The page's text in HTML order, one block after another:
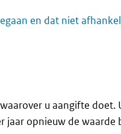
en dat niet
u aangifte doet.
jaar opnieuw de waarde